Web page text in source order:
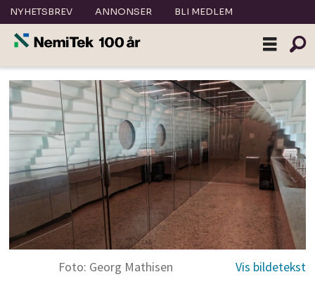
NYHETSBREV ANNONSER BLI MEDLEM
Foto: Georg Mathisen